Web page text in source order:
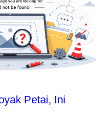
Petai, Ini